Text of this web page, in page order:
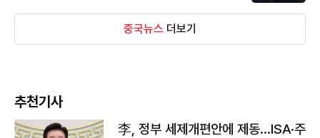
중국뉴스 더보기
추천기사
李, 정부 세제개편안에 제동…ISA·주